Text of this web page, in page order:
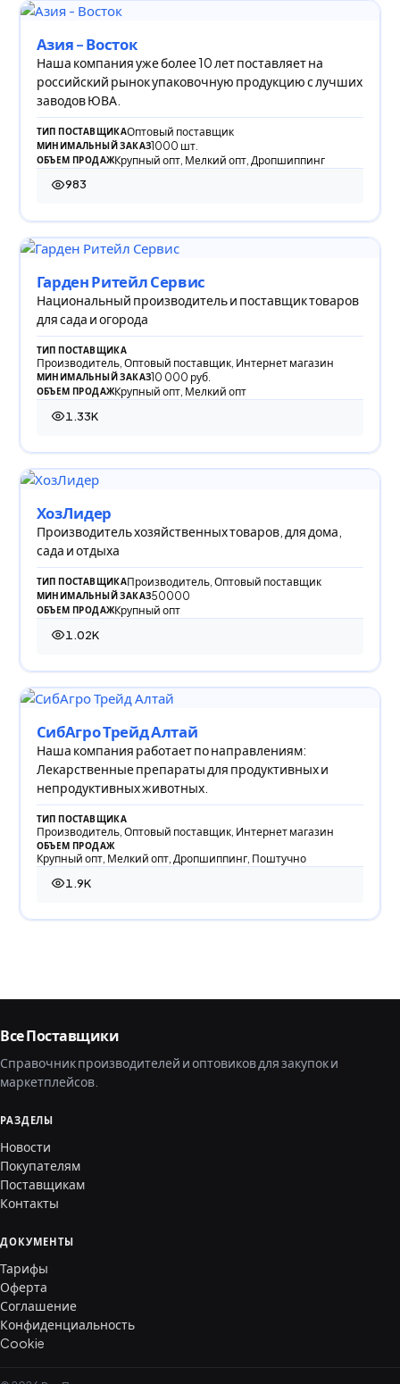
Азия - Восток
Наша компания уже более 10 лет поставляет на
российский рынок упаковочную продукцию с лучших
заводов ЮВА.
ТИП ПОСТАВЩИКАОптовый поставщик
МИНИМАЛЬНЫЙ ЗАКАЗ1000 шт.
ОБЪЕМ ПРОДАЖКрупный опт, Мелкий опт, Дропшиппинг
983
983 просмотра
Гарден Ритейл Сервис
Национальный производитель и поставщик товаров
для сада и огорода
ТИП ПОСТАВЩИКА
Производитель, Оптовый поставщик, Интернет магазин
МИНИМАЛЬНЫЙ ЗАКАЗ10 000 руб.
ОБЪЕМ ПРОДАЖКрупный опт, Мелкий опт
1.33K
1 331 просмотр
ХозЛидер
Производитель хозяйственных товаров, для дома,
сада и отдыха
ТИП ПОСТАВЩИКАПроизводитель, Оптовый поставщик
МИНИМАЛЬНЫЙ ЗАКАЗ50000
ОБЪЕМ ПРОДАЖКрупный опт
1.02K
1 024 просмотра
СибАгро Трейд Алтай
Наша компания работает по направлениям:
Лекарственные препараты для продуктивных и
непродуктивных животных.
ТИП ПОСТАВЩИКА
Производитель, Оптовый поставщик, Интернет магазин
ОБЪЕМ ПРОДАЖ
Крупный опт, Мелкий опт, Дропшиппинг, Поштучно
1.9K
1 901 просмотр
Все Поставщики
Справочник производителей и оптовиков для закупок и
маркетплейсов.
РАЗДЕЛЫ
Новости
Покупателям
Поставщикам
Контакты
ДОКУМЕНТЫ
Тарифы
Оферта
Соглашение
Конфиденциальность
Cookie